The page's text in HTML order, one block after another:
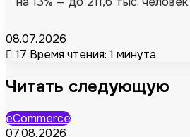
08.07.2026
17 Время чтения: 1 минута
Читать следующую
eCommerce
07.08.2026